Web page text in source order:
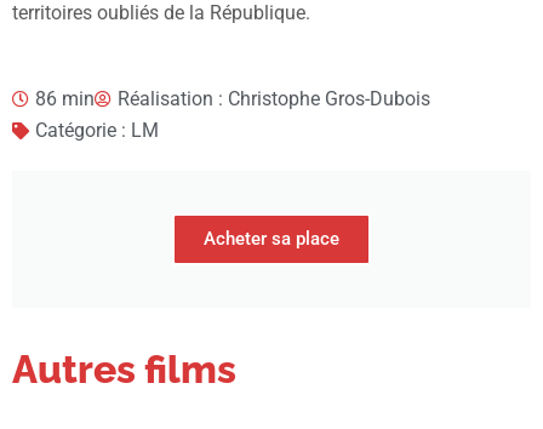
territoires oubliés de la République.
86 min
Réalisation : Christophe Gros-Dubois
Catégorie : LM
Acheter sa place
Autres films